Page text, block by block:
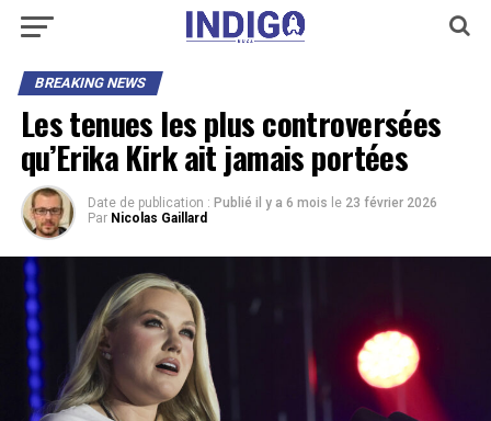
BREAKING NEWS
Les tenues les plus controversées
qu’Erika Kirk ait jamais portées
Date de publication : Publié il y a 6 mois le 23 février 2026
Par Nicolas Gaillard